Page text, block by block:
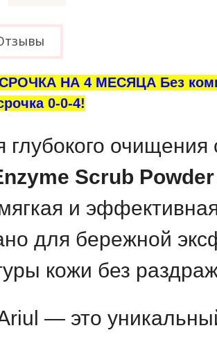
НА 4 МЕСЯЦА Без
0-0-4!
Scrub
и
для бережной
кожи без
— это